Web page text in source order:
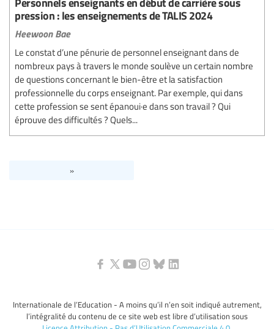
pression : les enseignements de TALIS 2024
Heewoon Bae
Le constat d’une pénurie de personnel enseignant dans de
nombreux pays à travers le monde soulève un certain nombre
de questions concernant le bien-être et la satisfaction
professionnelle du corps enseignant. Par exemple, qui dans
cette profession se sent épanoui·e dans son travail ? Qui
éprouve des difficultés ? Quels...
»
Internationale de l’Education - A moins qu’il n’en soit indiqué autrement,
l’intégralité du contenu de ce site web est libre d’utilisation sous